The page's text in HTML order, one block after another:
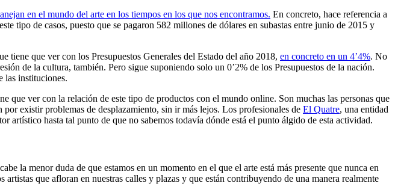
en el mundo del arte en los tiempos en los que nos encontramos. En concreto, hace referencia a
tipo de casos, puesto que se pagaron 582 millones de dólares en subastas entre junio de 2015 y
que ver con los Presupuestos Generales del Estado del año 2018, en concreto en un 4’4%. No
de la cultura, también. Pero sigue suponiendo solo un 0’2% de los Presupuestos de la nación.
las instituciones.
que ver con la relación de este tipo de productos con el mundo online. Son muchas las personas que
existir problemas de desplazamiento, sin ir más lejos. Los profesionales de El Quatre, una entidad
artístico hasta tal punto de que no sabemos todavía dónde está el punto álgido de esta actividad.
la menor duda de que estamos en un momento en el que el arte está más presente que nunca en
que afloran en nuestras calles y plazas y que están contribuyendo de una manera realmente